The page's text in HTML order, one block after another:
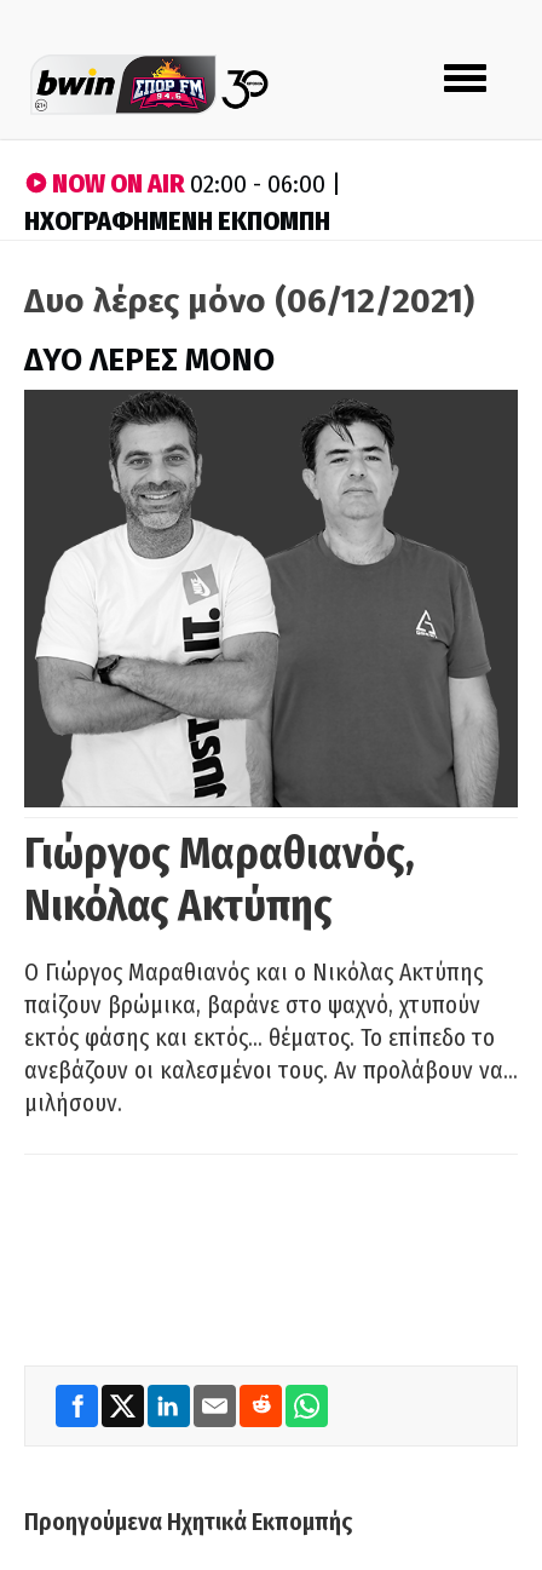
Toggle
navigation
NOW ON AIR02:00 - 06:00 |
ΗΧΟΓΡΑΦΗΜΕΝΗ ΕΚΠΟΜΠΗ
Δυο λέρες μόνο (06/12/2021)
ΔΥΟ ΛΕΡΕΣ ΜΟΝΟ
Γιώργος Μαραθιανός,
Νικόλας Ακτύπης
Ο Γιώργος Μαραθιανός και ο Νικόλας Ακτύπης
παίζουν βρώμικα, βαράνε στο ψαχνό, χτυπούν
εκτός φάσης και εκτός… θέματος. Το επίπεδο το
ανεβάζουν οι καλεσμένοι τους. Αν προλάβουν να…
μιλήσουν.
Προηγούμενα Ηχητικά Εκπομπής